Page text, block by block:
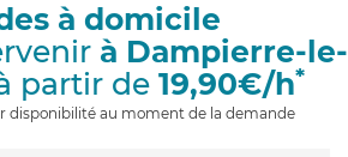
i
à domicile
à Dampierre-le-
partir de 19,90€/h*
disponibilité au moment de la demande